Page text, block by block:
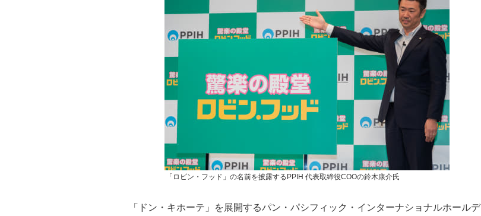
「ロビン・フッド」の名前を披露するPPIH 代表取締役COOの鈴木康介氏
「ドン・キホーテ」を展開するパン・パシフィック・インターナショナルホールデ